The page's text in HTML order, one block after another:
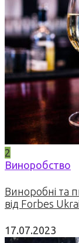
2
Виноробство
Виноробні та
від Forbes
17.07.2023